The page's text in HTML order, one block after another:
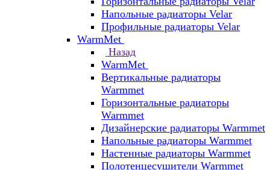
Напольные радиаторы Velar
Профильные радиаторы Velar
WarmMet
Назад
WarmMet
Вертикальные радиаторы
Warmmet
Горизонтальные радиаторы
Warmmet
Дизайнерские радиаторы Warmmet
Напольные радиаторы Warmmet
Настенные радиаторы Warmmet
Полотенцесушители Warmmet